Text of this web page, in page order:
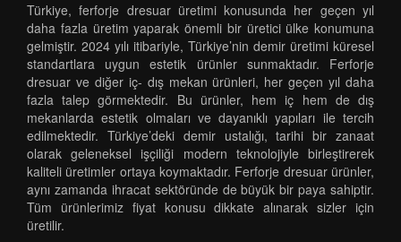
Türkiye, ferforje dresuar üretimi konusunda her geçen yıl
daha fazla üretim yaparak önemli bir üretici ülke konumuna
gelmiştir. 2024 yılı itibariyle, Türkiye’nin demir üretimi küresel
standartlara uygun estetik ürünler sunmaktadır. Ferforje
dresuar ve diğer iç- dış mekan ürünleri, her geçen yıl daha
fazla talep görmektedir. Bu ürünler, hem iç hem de dış
mekanlarda estetik olmaları ve dayanıklı yapıları ile tercih
edilmektedir. Türkiye’deki demir ustalığı, tarihi bir zanaat
olarak geleneksel işçiliği modern teknolojiyle birleştirerek
kaliteli üretimler ortaya koymaktadır. Ferforje dresuar ürünler,
aynı zamanda ihracat sektöründe de büyük bir paya sahiptir.
Tüm ürünlerimiz fiyat konusu dikkate alınarak sizler için
üretilir.